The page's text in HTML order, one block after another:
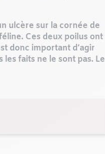
ulcère sur la cornée de
Ces deux poilus ont
donc important d’agir
faits ne le sont pas. Le